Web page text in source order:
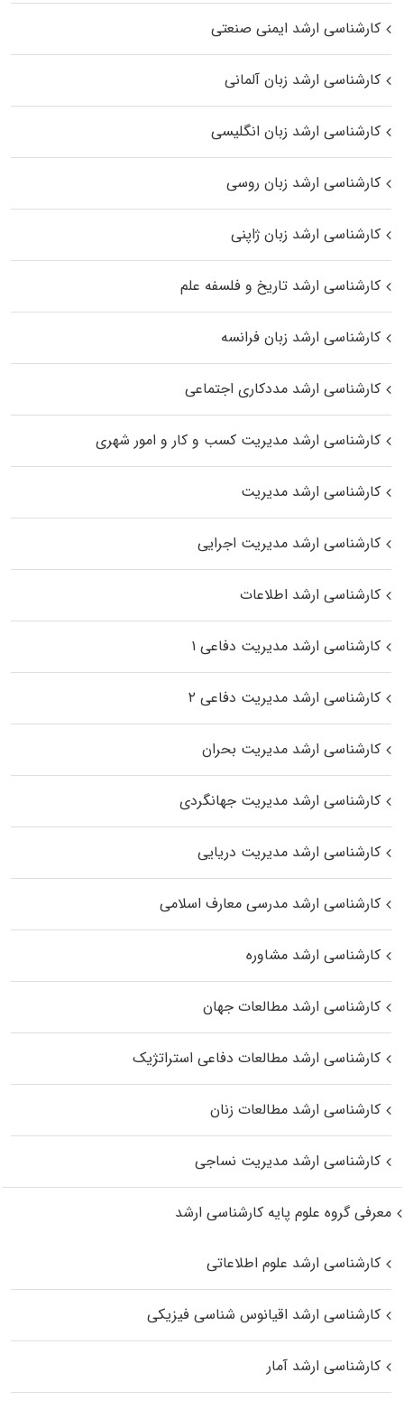
کارشناسی ارشد ایمنی صنعتی
کارشناسی ارشد زبان آلمانی
کارشناسی ارشد زبان انگلیسی
کارشناسی ارشد زبان روسی
کارشناسی ارشد زبان ژاپنی
کارشناسی ارشد تاریخ و فلسفه علم
کارشناسی ارشد زبان فرانسه
کارشناسی ارشد مددکاری اجتماعی
کارشناسی ارشد مدیریت کسب و کار و امور شهری
کارشناسی ارشد مدیریت
کارشناسی ارشد مدیریت اجرایی
کارشناسی ارشد اطلاعات
کارشناسی ارشد مدیریت دفاعی ۱
کارشناسی ارشد مدیریت دفاعی ۲
کارشناسی ارشد مدیریت بحران
کارشناسی ارشد مدیریت جهانگردی
کارشناسی ارشد مدیریت دریایی
کارشناسی ارشد مدرسی معارف اسلامی
کارشناسی ارشد مشاوره
کارشناسی ارشد مطالعات جهان
کارشناسی ارشد مطالعات دفاعی استراتژیک
کارشناسی ارشد مطالعات زنان
کارشناسی ارشد مدیریت نساجی
معرفی گروه علوم پایه کارشناسی ارشد
کارشناسی ارشد علوم اطلاعاتی
کارشناسی ارشد اقیانوس‌ شناسی فیزیکی
کارشناسی ارشد آمار